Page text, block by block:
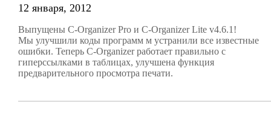
12 января, 2012
Выпущены C-Organizer Pro и C-Organizer Lite v4.6.1!
Мы улучшили коды программ м устранили все известные
ошибки. Теперь C-Organizer работает правильно с
гиперссылками в таблицах, улучшена функция
предварительного просмотра печати.